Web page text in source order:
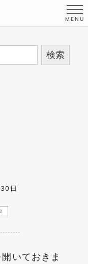
日
いておきま